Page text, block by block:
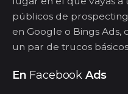
públicos de prospecting
en Google o Bings Ads,
un par de trucos
En Facebook Ads